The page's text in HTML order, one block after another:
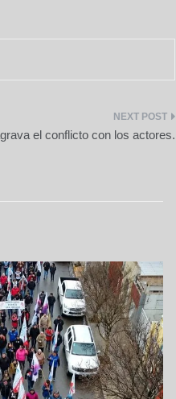
el conflicto con los actores.